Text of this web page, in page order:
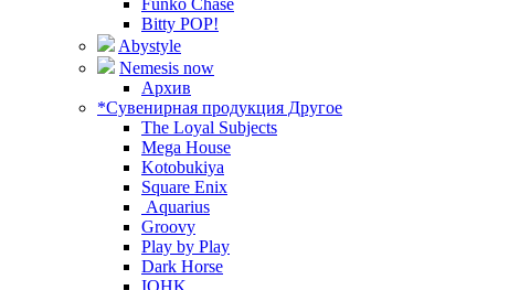
Bitty POP!
Abystyle
Nemesis now
Архив
*Сувенирная продукция Другое
The Loyal Subjects
Mega House
Kotobukiya
Square Enix
Aquarius
Groovy
Play by Play
Dark Horse
IQHK